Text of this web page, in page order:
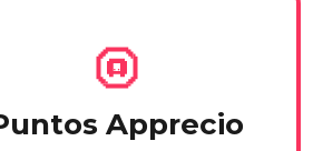
Apprecio